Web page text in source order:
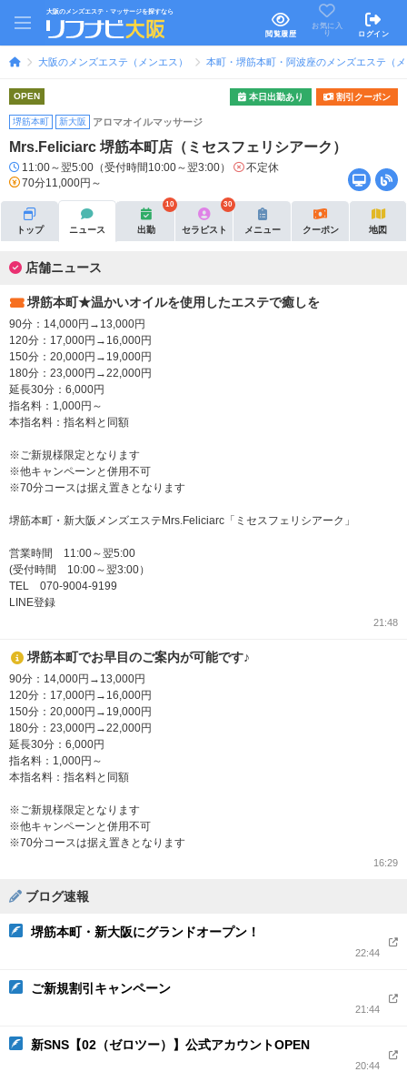
大阪のメンズエステ・マッサージを探すなら
閲覧履歴
お気に入
り
ログイン
大阪のメンズエステ（メンエス） 本町・堺筋本町・阿波座のメンズエステ（
OPEN 本日出勤あり 割引クーポン
堺筋本町 新大阪 アロマオイルマッサージ
Mrs.Feliciarc 堺筋本町店（ミセスフェリシアーク）
11:00～翌5:00（受付時間10:00～翌3:00）
不定休
70分11,000円～
トップ ニュース 出勤
10
セラピスト
30
メニュー クーポン 地図
店舗ニュース
堺筋本町★温かいオイルを使用したエステで癒しを
90分：14,000円→13,000円
120分：17,000円→16,000円
150分：20,000円→19,000円
180分：23,000円→22,000円
延長30分：6,000円
指名料：1,000円～
本指名料：指名料と同額
※ご新規様限定となります
※他キャンペーンと併用不可
※70分コースは据え置きとなります
堺筋本町・新大阪メンズエステMrs.Feliciarc「ミセスフェリシアーク」
営業時間 11:00～翌5:00
(受付時間 10:00～翌3:00）
TEL 070-9004-9199
LINE登録
21:48
堺筋本町でお早目のご案内が可能です♪
90分：14,000円→13,000円
120分：17,000円→16,000円
150分：20,000円→19,000円
180分：23,000円→22,000円
延長30分：6,000円
指名料：1,000円～
本指名料：指名料と同額
※ご新規様限定となります
※他キャンペーンと併用不可
※70分コースは据え置きとなります
16:29
ブログ速報
堺筋本町・新大阪にグランドオープン！
22:44
ご新規割引キャンペーン
21:44
新SNS【02（ゼロツー）】公式アカウントOPEN
20:44